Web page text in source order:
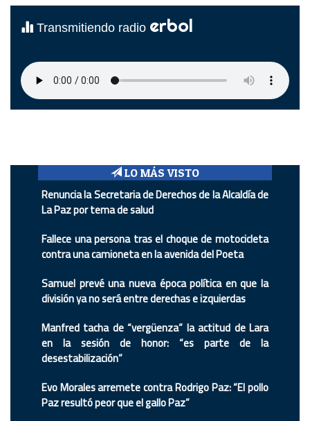
Transmitiendo radio erbol
LO MÁS VISTO
Renuncia la Secretaria de Derechos de la Alcaldía de
La Paz por tema de salud
Fallece una persona tras el choque de motocicleta
contra una camioneta en la avenida del Poeta
Samuel prevé una nueva época política en que la
división ya no será entre derechas e izquierdas
Manfred tacha de “vergüenza” la actitud de Lara
en la sesión de honor: “es parte de la
desestabilización”
Evo Morales arremete contra Rodrigo Paz: “El pollo
Paz resultó peor que el gallo Paz”